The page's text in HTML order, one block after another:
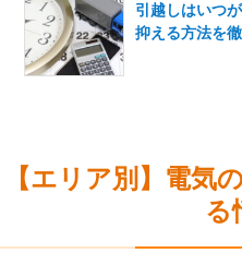
引越しはいつ
抑える方法を
【エリア別】電気
る